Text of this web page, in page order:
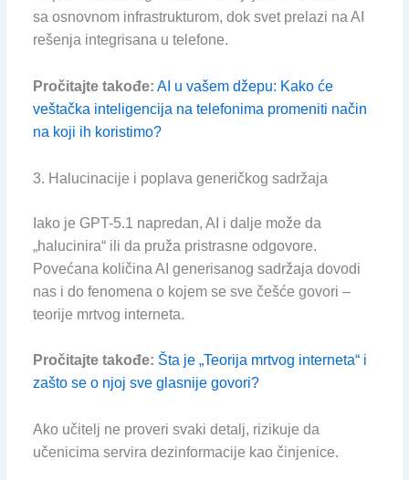
sa osnovnom infrastrukturom, dok svet prelazi na AI
rešenja integrisana u telefone.
Pročitajte takođe: AI u vašem džepu: Kako će
veštačka inteligencija na telefonima promeniti način
na koji ih koristimo?
3. Halucinacije i poplava generičkog sadržaja
Iako je GPT-5.1 napredan, AI i dalje može da
„halucinira“ ili da pruža pristrasne odgovore.
Povećana količina AI generisanog sadržaja dovodi
nas i do fenomena o kojem se sve češće govori –
teorije mrtvog interneta.
Pročitajte takođe: Šta je „Teorija mrtvog interneta“ i
zašto se o njoj sve glasnije govori?
Ako učitelj ne proveri svaki detalj, rizikuje da
učenicima servira dezinformacije kao činjenice.